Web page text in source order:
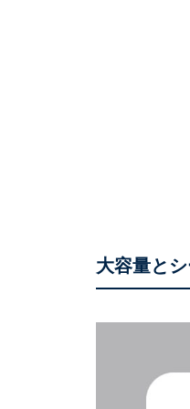
大容量と